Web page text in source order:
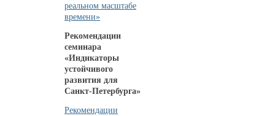
реальном масштабе
времени»
Рекомендации
семинара
«Индикаторы
устойчивого
развития для
Санкт-Петербурга»
Рекомендации